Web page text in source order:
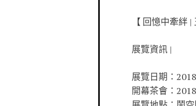
【 回憶中牽絆 |
展覽資訊 |
展覽日期：
開幕茶會：